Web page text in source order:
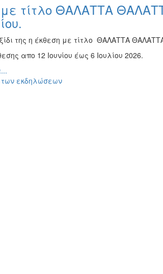
τίτλο ΘΑΛΑΤΤΑ
της η έκθεση με τίτλο ΘΑΛΑΤΤΑ
απο 12 Ιουνίου έως 6 Ιουλίου 2026.
εκδηλώσεων